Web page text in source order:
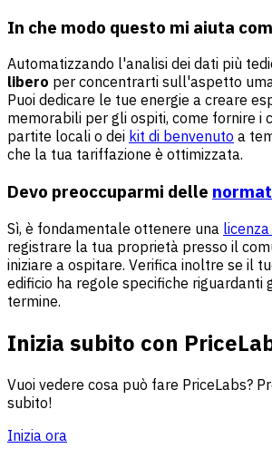
In che modo questo mi aiuta
Automatizzando l'analisi dei dati più
libero per concentrarti sull'aspetto
Puoi dedicare le tue energie a creare
memorabili per gli ospiti, come fornire i
partite locali o dei kit di benvenuto a
che la tua tariffazione è ottimizzata.
Devo preoccuparmi delle
Sì, è fondamentale ottenere una
registrare la tua proprietà presso il
iniziare a ospitare. Verifica inoltre se il
edificio ha regole specifiche riguardanti
termine.
Inizia subito con
Vuoi vedere cosa può fare PriceLabs?
subito!
Inizia ora